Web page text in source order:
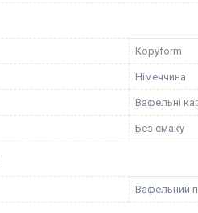
Kopyform
Німеччина
Вафельні
Без смаку
Вафельний